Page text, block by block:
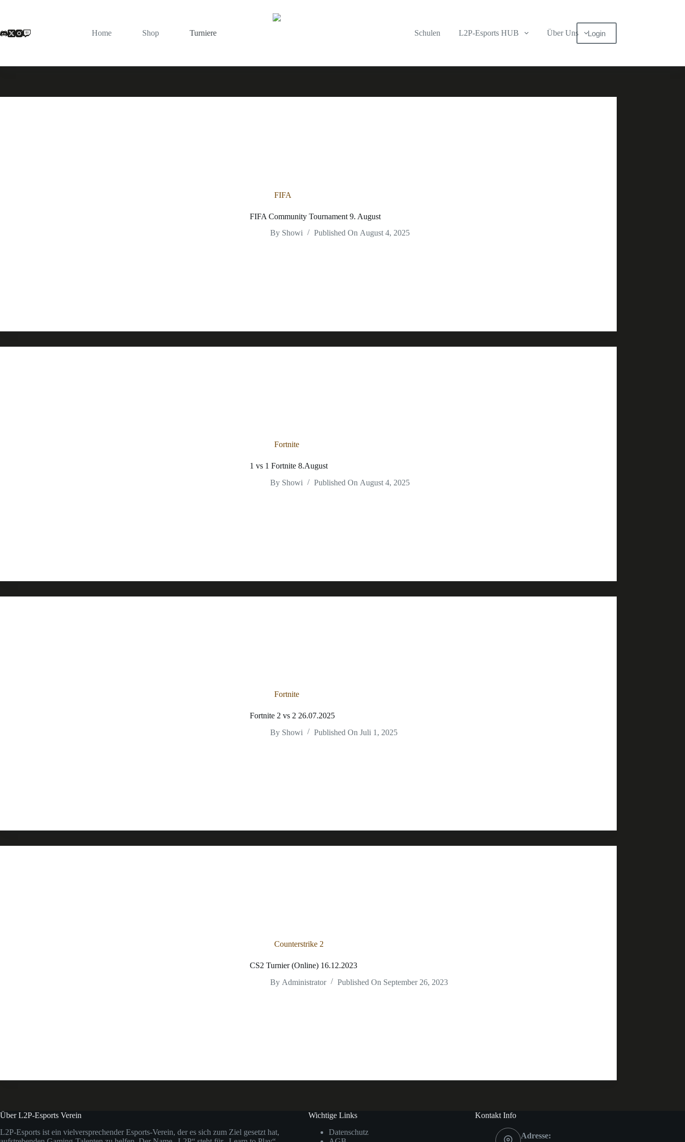
Home
Shop Turniere Schulen L2P-Esports HUB Über Uns Login
FIFA
FIFA Community Tournament 9. August
By Showi Published On August 4, 2025
Fortnite
1 vs 1 Fortnite 8.August
By Showi Published On August 4, 2025
Fortnite
Fortnite 2 vs 2 26.07.2025
By Showi Published On Juli 1, 2025
Counterstrike 2
CS2 Turnier (Online) 16.12.2023
By Administrator Published On September 26, 2023
Über L2P-Esports Verein
L2P-Esports ist ein vielversprechender Esports-Verein, der es sich zum Ziel gesetzt hat,
Wichtige Links
Datenschutz
Kontakt Info
Adresse: